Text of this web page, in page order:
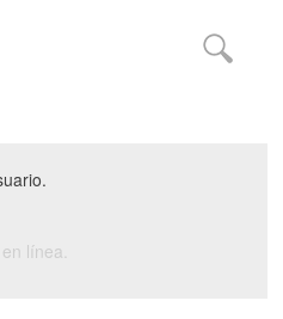
línea.